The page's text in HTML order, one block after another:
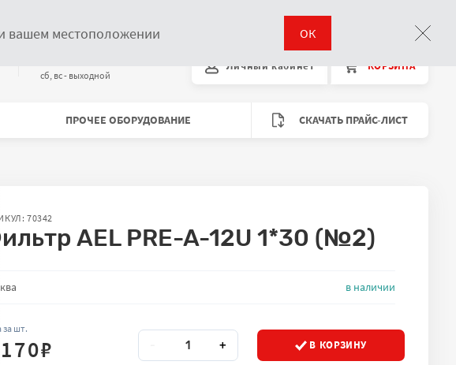
Время работы
cб, вс - выходной
Личный кабинет КОРЗИНА
ПРОЧЕЕ ОБОРУДОВАНИЕ СКАЧАТЬ ПРАЙС-ЛИСТ
70342
AEL PRE-A-12U 1*30 (№2)
товара на складах в наличии
за шт.
₽ Количество + В КОРЗИНУ
вашем местоположении ОК